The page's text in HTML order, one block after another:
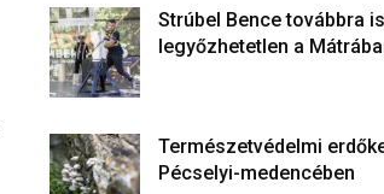
Strúbel Bence továbbra is
legyőzhetetlen a
Természetvédelmi
Pécselyi-medencében